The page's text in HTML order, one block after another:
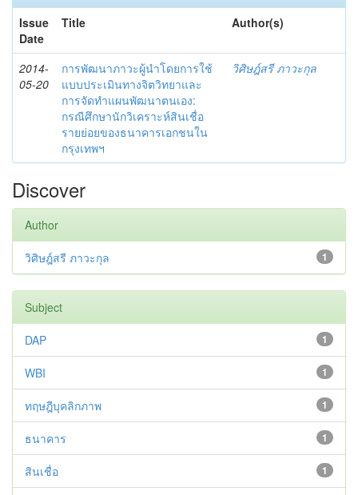
Issue
Date
Title Author(s)
2014-
05-20
การพัฒนาภาวะผู้นำโดยการใช้
แบบประเมินทางจิตวิทยาและ
การจัดทำแผนพัฒนาตนเอง:
กรณีศึกษานักวิเคราะห์สินเชื่อ
รายย่อยของธนาคารเอกชนใน
กรุงเทพฯ
วิศิษฎ์สรี ภาวะกุล
Discover
Author
1
วิศิษฎ์สรี ภาวะกุล
Subject
1
DAP
1
WBI
1
ทฤษฎีบุคลิกภาพ
1
ธนาคาร
1
สินเชื่อ